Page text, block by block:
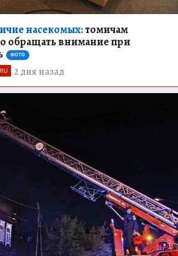
насекомых:томичам
обращать внимание при
ФОТО
2 дня назад